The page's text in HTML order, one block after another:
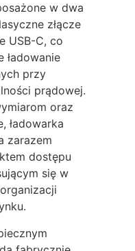
w dwa
złącze
USB-C, co
ładowanie
przy
prądowej.
oraz
ładowarka
zarazem
dostępu
się w